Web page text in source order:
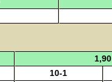
1,90
10-1